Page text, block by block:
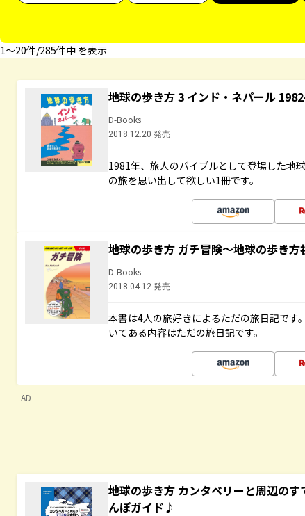
1〜20件/285件中 を表示
地球の歩き方 3 インド・ネパール
D-Books
2018.12.20 発売
1981年、旅人のバイブルとして登場した
の旅を思い出して欲しい1冊です。
地球の歩き方 ガチ冒険～地球の歩き方
D-Books
2018.04.12 発売
本書は4人の旅好きによるただの旅日記です
いてある内容はただの旅日記です。
AD
地球の歩き方 カンタベリーと周辺の
んぽガイド♪